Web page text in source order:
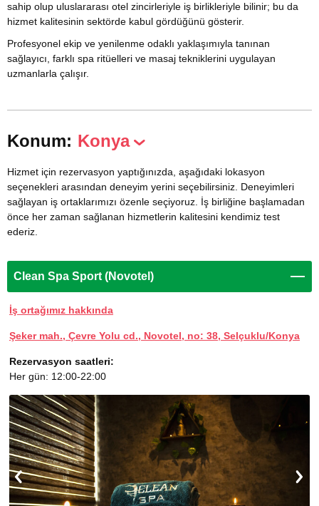
sahip olup uluslararası otel zincirleriyle iş birlikleriyle bilinir; bu da
hizmet kalitesinin sektörde kabul gördüğünü gösterir.
Profesyonel ekip ve yenilenme odaklı yaklaşımıyla tanınan
sağlayıcı, farklı spa ritüelleri ve masaj tekniklerini uygulayan
uzmanlarla çalışır.
Konum: Konya
Hizmet için rezervasyon yaptığınızda, aşağıdaki lokasyon
seçenekleri arasından deneyim yerini seçebilirsiniz. Deneyimleri
sağlayan iş ortaklarımızı özenle seçiyoruz. İş birliğine başlamadan
önce her zaman sağlanan hizmetlerin kalitesini kendimiz test
ederiz.
Clean Spa Sport (Novotel)
İş ortağımız hakkında
Şeker mah., Çevre Yolu cd., Novotel, no: 38, Selçuklu/Konya
Rezervasyon saatleri:
Her gün: 12:00-22:00